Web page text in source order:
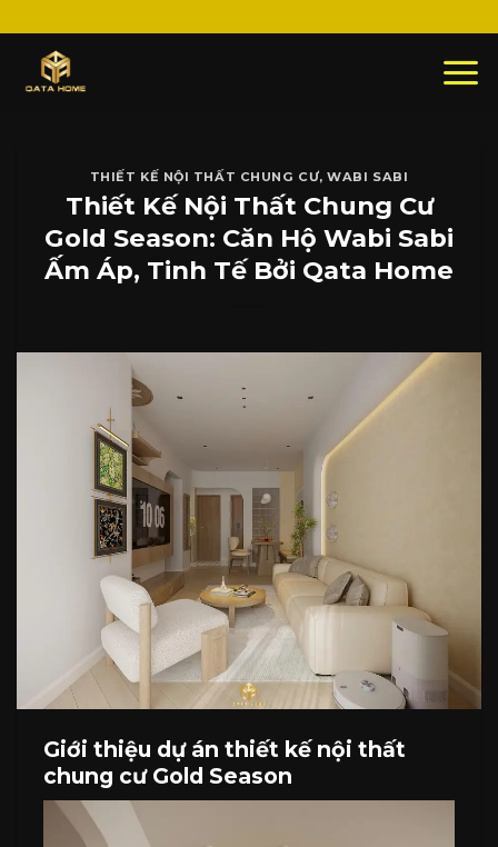
to
content
THIẾT KẾ NỘI THẤT CHUNG CƯ,WABI SABI
Thiết Kế Nội Thất Chung Cư
Gold Season: Căn Hộ Wabi Sabi
Ấm Áp, Tinh Tế Bởi Qata Home
Giới thiệu dự án thiết kế nội thất
chung cư Gold Season